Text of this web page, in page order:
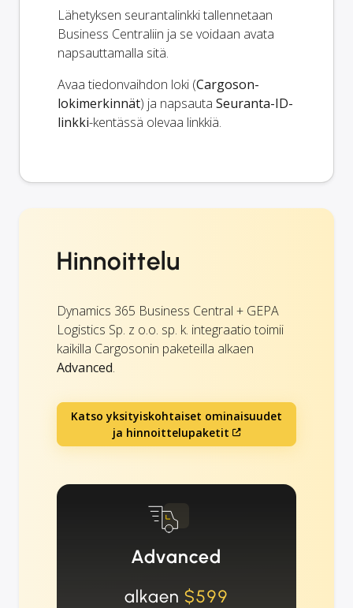
Lähetyksen seurantalinkki tallennetaan
Business Centraliin ja se voidaan avata
napsauttamalla sitä.
Avaa tiedonvaihdon loki (Cargoson-
lokimerkinnät) ja napsauta Seuranta-ID-
linkki-kentässä olevaa linkkiä.
Hinnoittelu
Dynamics 365 Business Central + GEPA
Logistics Sp. z o.o. sp. k. integraatio toimii
kaikilla Cargosonin paketeilla alkaen
Advanced.
Katso yksityiskohtaiset ominaisuudet
ja hinnoittelupaketit
Advanced
alkaen $599